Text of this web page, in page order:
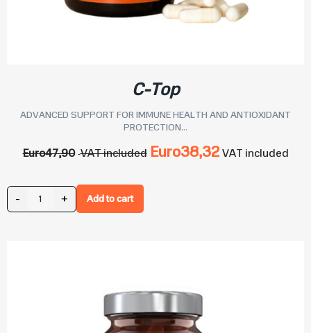
C-Top
ADVANCED SUPPORT FOR IMMUNE HEALTH AND ANTIOXIDANT
PROTECTION...
Euro47,90 VAT included Euro38,32 VAT included
- + Add to cart